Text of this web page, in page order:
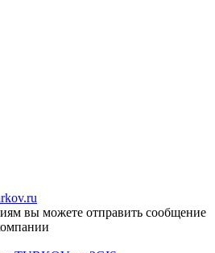
вы можете отправить сообщение